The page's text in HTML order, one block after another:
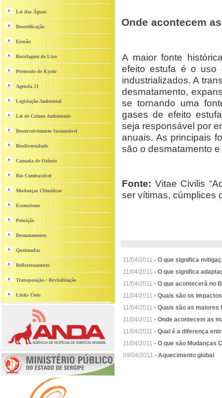
Lei das Águas
Desertificação
Erosão
Reciclagem de Lixo
Protocolo de Kyoto
Agenda 21
Legislação Ambiental
Lei de Crimes Ambientais
Desenvolvimento Sustentável
Biodiversidade
Camada de Ozônio
Bio Combustível
Mudanças Climáticas
Ecoturismo
Poluição
Desmatamento
Queimadas
Reflorestamento
Transposição / Revitalização
Links Úteis
Onde acontecem
A maior fonte
efeito estufa é o uso
industrializados. A
desmatamento,
se tornando uma
gases de efeito
seja responsável por
anuais. As principais
são o desmatamento
Fonte: Vitae Civilis
ser vítimas, cúmplices
11/04/2011 - O que significa
11/04/2011 - O que significa
11/04/2011 - O que acontecerá no
11/04/2011 - Quais são os
11/04/2011 - Quais são as maiores
11/04/2011 - Onde acontecem as
11/04/2011 - Qual é a diferença
11/04/2011 - O que são Mudanças
09/04/2011 - Aquecimento global